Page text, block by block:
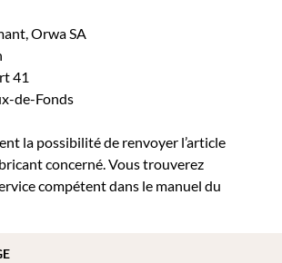
Orwa SA
41
de-Fonds
la possibilité de renvoyer l’article
concerné. Vous trouverez
compétent dans le manuel du